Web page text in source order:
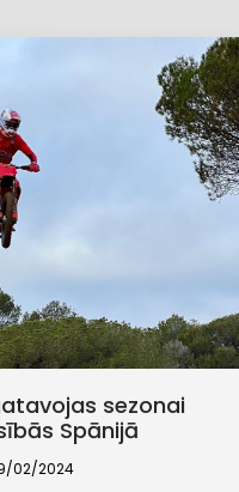
sezonai
Spānijā
02/2024